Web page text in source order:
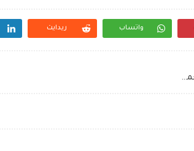
واتساب ريدايت
أول مذكرة انجليزي خامسة ابتدائي ترم أول 2023 مستر أحمد بدر